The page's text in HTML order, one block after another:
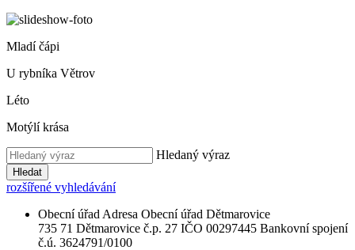
Mladí čápi
U rybníka Větrov
Léto
Motýlí krása
Hledaný výraz
Hledat
rozšířené vyhledávání
Obecní úřad Adresa Obecní úřad Dětmarovice
735 71 Dětmarovice č.p. 27 IČO 00297445 Bankovní spojení
č.ú. 3624791/0100